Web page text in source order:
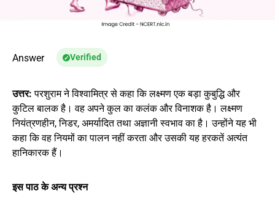
Answer Verified
उत्तर: परशुराम ने विश्वामित्र से कहा कि लक्ष्मण एक बड़ा कुबुद्धि और
कुटिल बालक है। वह अपने कुल का कलंक और विनाशक है। लक्ष्मण
नियंत्रणहीन, निडर, अमर्यादित तथा अज्ञानी स्वभाव का है। उन्होंने यह भी
कहा कि वह नियमों का पालन नहीं करता और उसकी यह हरकतें अत्यंत
हानिकारक हैं।
इस पाठ के अन्य प्रश्न